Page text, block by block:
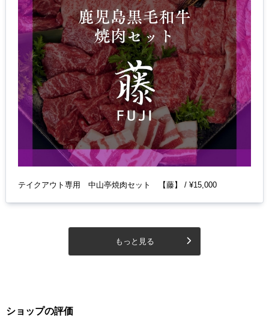
テイクアウト専用 中山亭焼肉セット 【藤】 / ¥15,000
もっと見る
ショップの評価